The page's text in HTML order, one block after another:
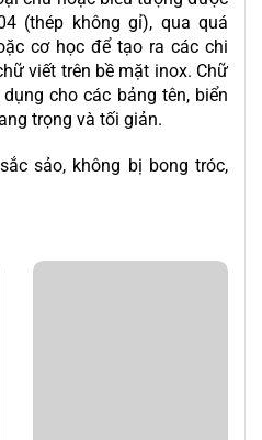
(thép không gỉ), qua quá
cơ học để tạo ra các chi
viết trên bề mặt inox. Chữ
cho các bảng tên, biển
trọng và tối giản.
sảo, không bị bong tróc,